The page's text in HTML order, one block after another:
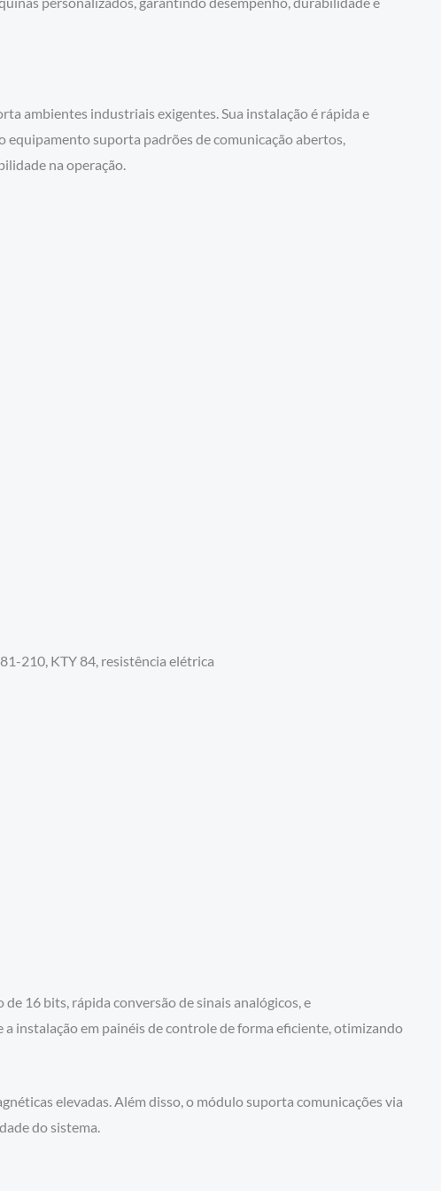
ambientes industriais exigentes. Sua instalação é rápida e
equipamento suporta padrões de comunicação abertos,
na operação.
210, KTY 84, resistência elétrica
16 bits, rápida conversão de sinais analógicos, e
instalação em painéis de controle de forma eficiente, otimizando
elevadas. Além disso, o módulo suporta comunicações via
do sistema.